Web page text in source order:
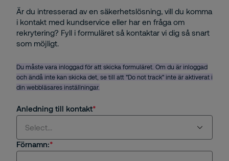
Är du intresserad av en säkerhetslösning, vill du komma
i kontakt med kundservice eller har en fråga om
rekrytering? Fyll i formuläret så kontaktar vi dig så snart
som möjligt.
Du måste vara inloggad för att skicka formuläret. Om du är inloggad
och ändå inte kan skicka det, se till att "Do not track" inte är aktiverat i
din webbläsares inställningar.
Anledning till kontakt
Select...
Förnamn: